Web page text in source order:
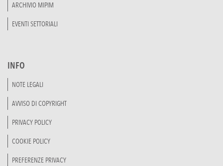
ARCHIVIO MIPIM
EVENTI SETTORIALI
INFO
NOTE LEGALI
AVVISO DI COPYRIGHT
PRIVACY POLICY
COOKIE POLICY
PREFERENZE PRIVACY